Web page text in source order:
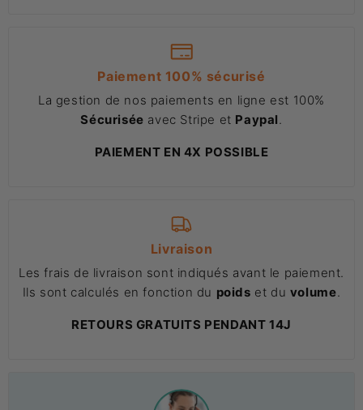
Paiement 100% sécurisé
La gestion de nos paiements en ligne est 100%
Sécurisée avec Stripe et Paypal.
PAIEMENT EN 4X POSSIBLE
Livraison
Les frais de livraison sont indiqués avant le paiement.
Ils sont calculés en fonction du poids et du volume.
RETOURS GRATUITS PENDANT 14J